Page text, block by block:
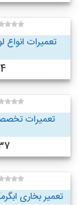
تعمیرات انواع
تعمیرات
تعمیر بخاری